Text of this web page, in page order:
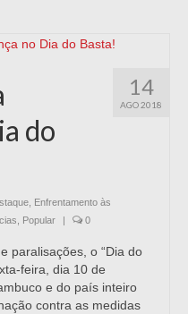
14
AGO 2018
do
Enfrentamento às
Popular | 0
paralisações, o “Dia do
feira, dia 10 de
e do país inteiro
contra as medidas